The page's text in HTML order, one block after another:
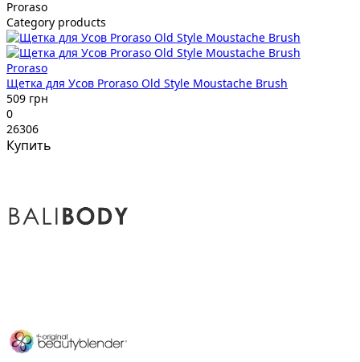
Proraso
Category products
Proraso
Щетка для Усов Proraso Old Style Moustache Brush
509 грн
0
26306
Купить